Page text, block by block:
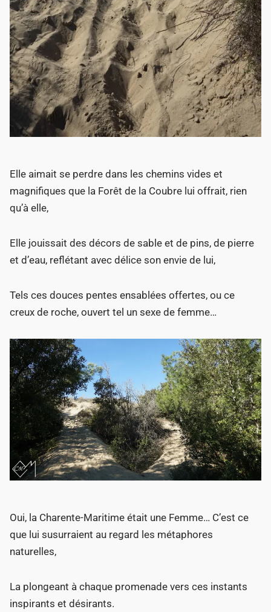
Elle aimait se perdre dans les chemins vides et
magnifiques que la Forêt de la Coubre lui offrait, rien
qu’à elle,
Elle jouissait des décors de sable et de pins, de pierre
et d’eau, reflétant avec délice son envie de lui,
Tels ces douces pentes ensablées offertes, ou ce
creux de roche, ouvert tel un sexe de femme…
Oui, la Charente-Maritime était une Femme… C’est ce
que lui susurraient au regard les métaphores
naturelles,
La plongeant à chaque promenade vers ces instants
inspirants et désirants.